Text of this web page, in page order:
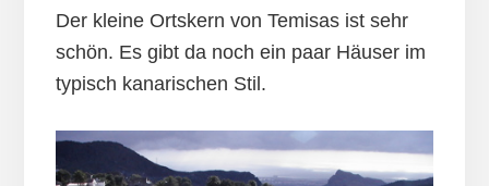
Der kleine Ortskern von Temisas ist sehr
schön. Es gibt da noch ein paar Häuser im
typisch kanarischen Stil.